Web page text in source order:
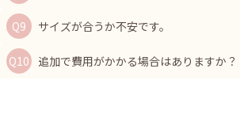
サイズが合うか不安です。
追加で費用がかかる場合はありますか？